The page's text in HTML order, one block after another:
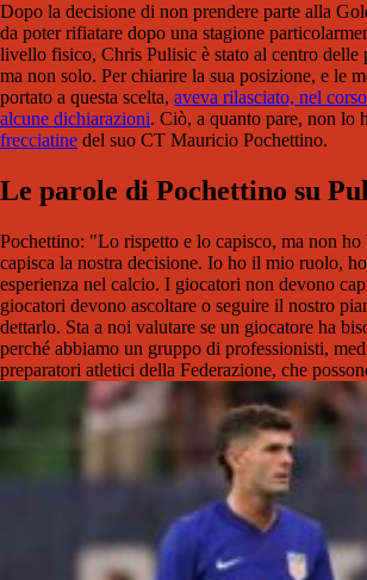
Dopo la decisione di non prendere parte alla
da poter rifiatare dopo una stagione
livello fisico, Chris Pulisic è stato al centro delle
ma non solo. Per chiarire la sua posizione, e le
portato a questa scelta, aveva rilasciato, nel
alcune dichiarazioni. Ciò, a quanto pare, non lo
frecciatine del suo CT Mauricio Pochettino.
Le parole di Pochettino su
Pochettino: "Lo rispetto e lo capisco, ma non ho
capisca la nostra decisione. Io ho il mio ruolo,
esperienza nel calcio. I giocatori non devono
giocatori devono ascoltare o seguire il nostro
dettarlo. Sta a noi valutare se un giocatore ha
perché abbiamo un gruppo di professionisti,
preparatori atletici della Federazione, che